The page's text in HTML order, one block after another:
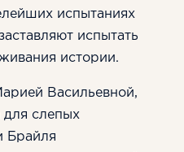
испытаниях
испытать
истории.
Васильевной,
для слепых
Брайля